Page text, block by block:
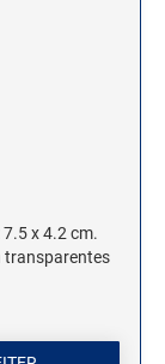
x 4.2 cm.
transparentes